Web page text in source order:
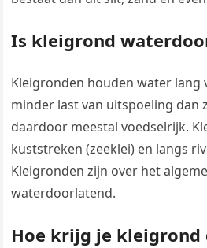
Is kleigrond
Kleigronden houden water lang
minder last van uitspoeling dan
daardoor meestal voedselrijk.
kuststreken (zeeklei) en langs
Kleigronden zijn over het
waterdoorlatend.
Hoe krijg je kleigrond